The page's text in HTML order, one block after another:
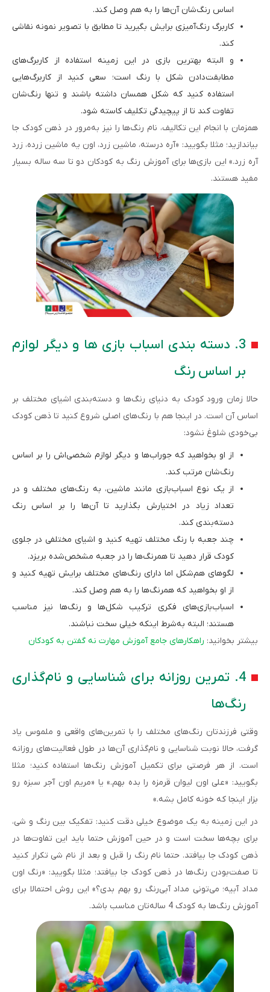
اساس رنگ‌شان آن‌ها را به هم وصل کند.
کاربرگ رنگ‌آمیزی برایش بگیرید تا مطابق با تصویر نمونه نقاشی
کند.
و البته بهترین بازی در این زمینه استفاده از کاربرگ‌های
مطابقت‌دادن شکل‌ با رنگ است؛ سعی کنید از کاربرگ‌هایی
استفاده کنید که شکل همسان داشته باشند و تنها رنگ‌شان
تفاوت کند تا از پیچیدگی تکلیف کاسته شود.
همزمان با انجام این تکالیف، نام رنگ‌ها را نیز به‌مرور در ذهن کودک جا
بیاندازید؛ مثلا بگویید: «آره درسته، ماشین زرد، اون یه ماشین زرده، زرد
آره زرد.» این بازی‌ها برای آموزش رنگ به کودکان دو تا سه ساله بسیار
مفید هستند. ‌
3. دسته‌ بندی اسباب بازی ها و دیگر لوازم
بر اساس رنگ
حالا زمان ورود کودک به دنیای رنگ‌ها و دسته‌بندی اشیای مختلف بر
اساس آن است. در اینجا هم با رنگ‌های اصلی شروع کنید تا ذهن کودک
بی‌خودی شلوغ نشود:
از او بخواهید که جوراب‌ها و دیگر لوازم شخصی‌اش را بر اساس
رنگ‌شان مرتب کند.
از یک نوع اسباب‌بازی مانند ماشین، به رنگ‌های مختلف و در
تعداد زیاد در اختیارش بگذارید تا آن‌ها را بر اساس رنگ
دسته‌بندی کند.
چند جعبه با رنگ مختلف تهیه کنید و اشیای مختلفی در جلوی
کودک قرار دهید تا همرنگ‌ها را در جعبه مشخص‌شده بریزد.
لگوهای هم‌شکل اما دارای رنگ‌های مختلف برایش تهیه کنید و
از او بخواهید که همرنگ‌ها را به هم وصل کند.
اسباب‌بازی‌های فکری ترکیب شکل‌ها و رنگ‌ها نیز مناسب
هستند؛ البته به‌شرط اینکه خیلی سخت نباشند.
بیشتر بخوانید: راهکارهای جامع آموزش مهارت نه گفتن به کودکان
4. تمرین روزانه برای شناسایی و نام‌گذاری
رنگ‌ها
وقتی فرزندتان رنگ‌های مختلف را با تمرین‌های واقعی و ملموس یاد
گرفت، حالا نوبت شناسایی و نام‌گذاری آن‌ها در طول فعالیت‌های روزانه
است. از هر فرصتی برای تکمیل آموزش رنگ‌ها استفاده کنید؛ مثلا
بگویید: «علی اون لیوان قرمزه را بده بهم.» یا «مریم اون آجر سبزه رو
بزار اینجا که خونه کامل بشه.»
در این زمینه به یک موضوع خیلی دقت کنید: تفکیک بین رنگ و شی‌،
برای بچه‌ها سخت است و در حین آموزش حتما باید این تفاوت‌ها در
ذهن کودک جا بیافتد. حتما نام رنگ را قبل و بعد از نام شی تکرار کنید
تا صفت‌بودن رنگ‌ها در ذهن کودک جا بیافتد؛ مثلا بگویید: «رنگ اون
مداد آبیه؛ می‌تونی مداد آبی‌رنگ رو بهم بدی؟» این روش احتمالا برای
آموزش رنگ‌ها به کودک 4 ساله‌تان مناسب باشد.